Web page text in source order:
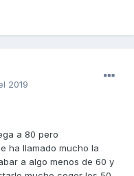
2019
a 80 pero
ha llamado mucho la
a algo menos de 60 y